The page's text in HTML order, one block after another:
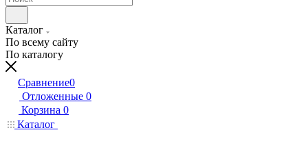
Каталог
По всему сайту
По каталогу
Сравнение0
Отложенные 0
Корзина 0
Каталог